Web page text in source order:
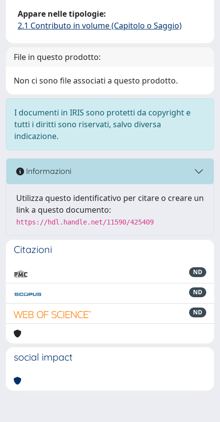
Appare nelle tipologie:
2.1 Contributo in volume (Capitolo o Saggio)
File in questo prodotto:
Non ci sono file associati a questo prodotto.
I documenti in IRIS sono protetti da copyright e
tutti i diritti sono riservati, salvo diversa
indicazione.
Informazioni
Utilizza questo identificativo per citare o creare un
link a questo documento:
https://hdl.handle.net/11590/425409
Citazioni
ND
ND
ND
social impact